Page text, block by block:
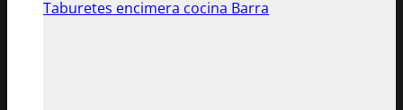
Taburetes encimera cocina Barra